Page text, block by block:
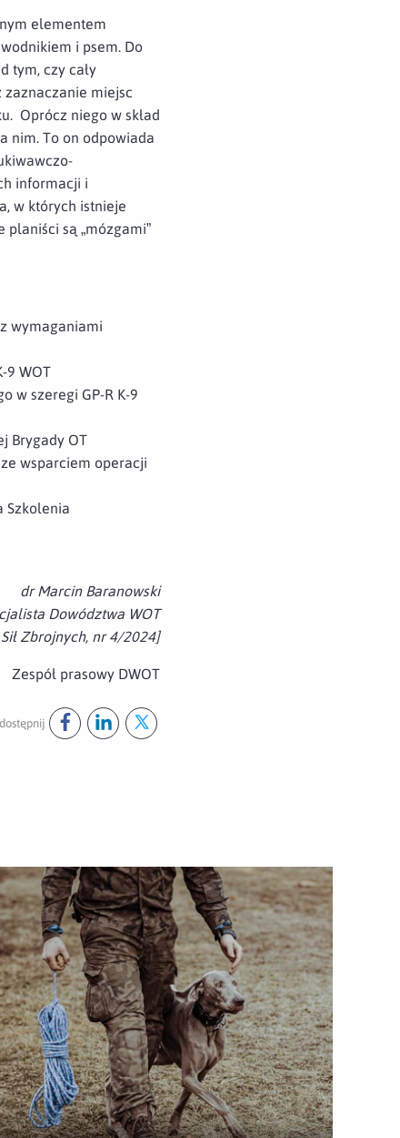
elementem
i psem. Do
tym, czy cały
zaznaczanie miejsc
Oprócz niego w skład
nim. To on odpowiada
informacji i
w których istnieje
planiści są „mózgami”
wymaganiami
9 WOT
w szeregi GP-R K-9
Brygady OT
wsparciem operacji
Szkolenia
dr Marcin Baranowski
Dowództwa WOT
Zbrojnych, nr 4/2024]
Zespół prasowy DWOT
załącznik Kuźnia psich ratowników